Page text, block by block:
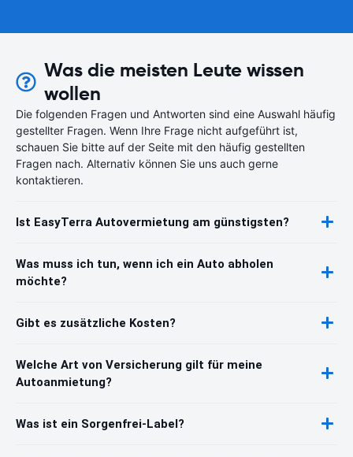
Was die meisten Leute wissen
wollen
Die folgenden Fragen und Antworten sind eine Auswahl häufig
gestellter Fragen. Wenn Ihre Frage nicht aufgeführt ist,
schauen Sie bitte auf der Seite mit den häufig gestellten
Fragen nach. Alternativ können Sie uns auch gerne
kontaktieren.
Ist EasyTerra Autovermietung am günstigsten?
Was muss ich tun, wenn ich ein Auto abholen
möchte?
Gibt es zusätzliche Kosten?
Welche Art von Versicherung gilt für meine
Autoanmietung?
Was ist ein Sorgenfrei-Label?